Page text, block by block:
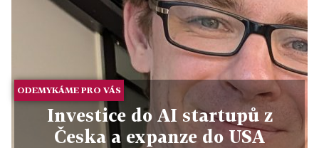
ODEMYKÁME PRO VÁS
Investice do AI startupů z
Česka a expanze do USA